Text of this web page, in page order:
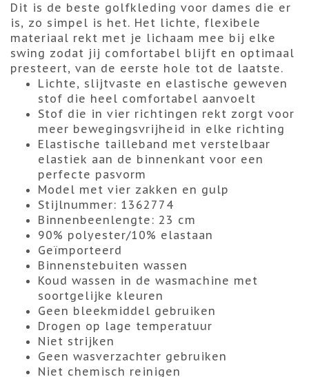
Dit is de beste golfkleding voor dames die er
is, zo simpel is het. Het lichte, flexibele
materiaal rekt met je lichaam mee bij elke
swing zodat jij comfortabel blijft en optimaal
presteert, van de eerste hole tot de laatste.
Lichte, slijtvaste en elastische geweven
stof die heel comfortabel aanvoelt
Stof die in vier richtingen rekt zorgt voor
meer bewegingsvrijheid in elke richting
Elastische tailleband met verstelbaar
elastiek aan de binnenkant voor een
perfecte pasvorm
Model met vier zakken en gulp
Stijlnummer: 1362774
Binnenbeenlengte: 23 cm
90% polyester/10% elastaan
Geïmporteerd
Binnenstebuiten wassen
Koud wassen in de wasmachine met
soortgelijke kleuren
Geen bleekmiddel gebruiken
Drogen op lage temperatuur
Niet strijken
Geen wasverzachter gebruiken
Niet chemisch reinigen